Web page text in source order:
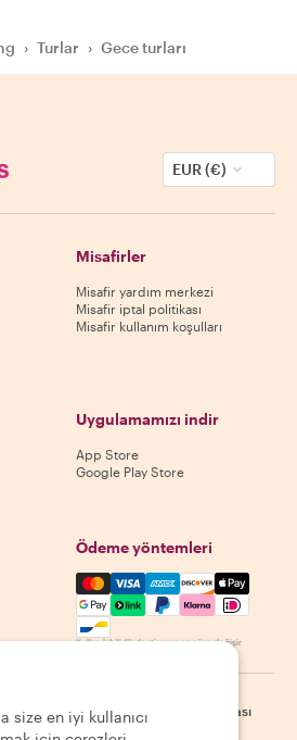
› Turlar › Gece turları
EUR (€)
Misafirler
Misafir yardım merkezi
Misafir iptal politikası
Misafir kullanım koşulları
Uygulamamızı indir
App Store
Google Play Store
Ödeme yöntemleri
Mastercard, Visa, Amex,
Kullanılabilirlik destinasyona göre değişir
Gizlilik Politikası | Site haritası
size en iyi kullanıcı